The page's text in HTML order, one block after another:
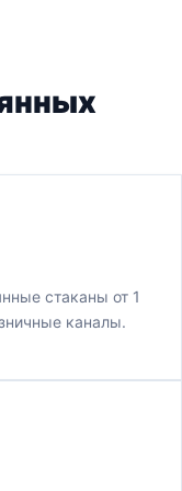
стаканы от 1
каналы.